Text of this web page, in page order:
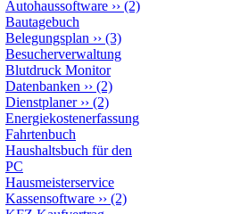
Autohaussoftware ›› (2)
Bautagebuch
Belegungsplan ›› (3)
Besucherverwaltung
Blutdruck Monitor
Datenbanken ›› (2)
Dienstplaner›› (2)
Energiekostenerfassung
Fahrtenbuch
Haushaltsbuch für den
PC
Hausmeisterservice
Kassensoftware ›› (2)